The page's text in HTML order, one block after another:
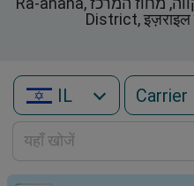
District, इज़राइल
IL